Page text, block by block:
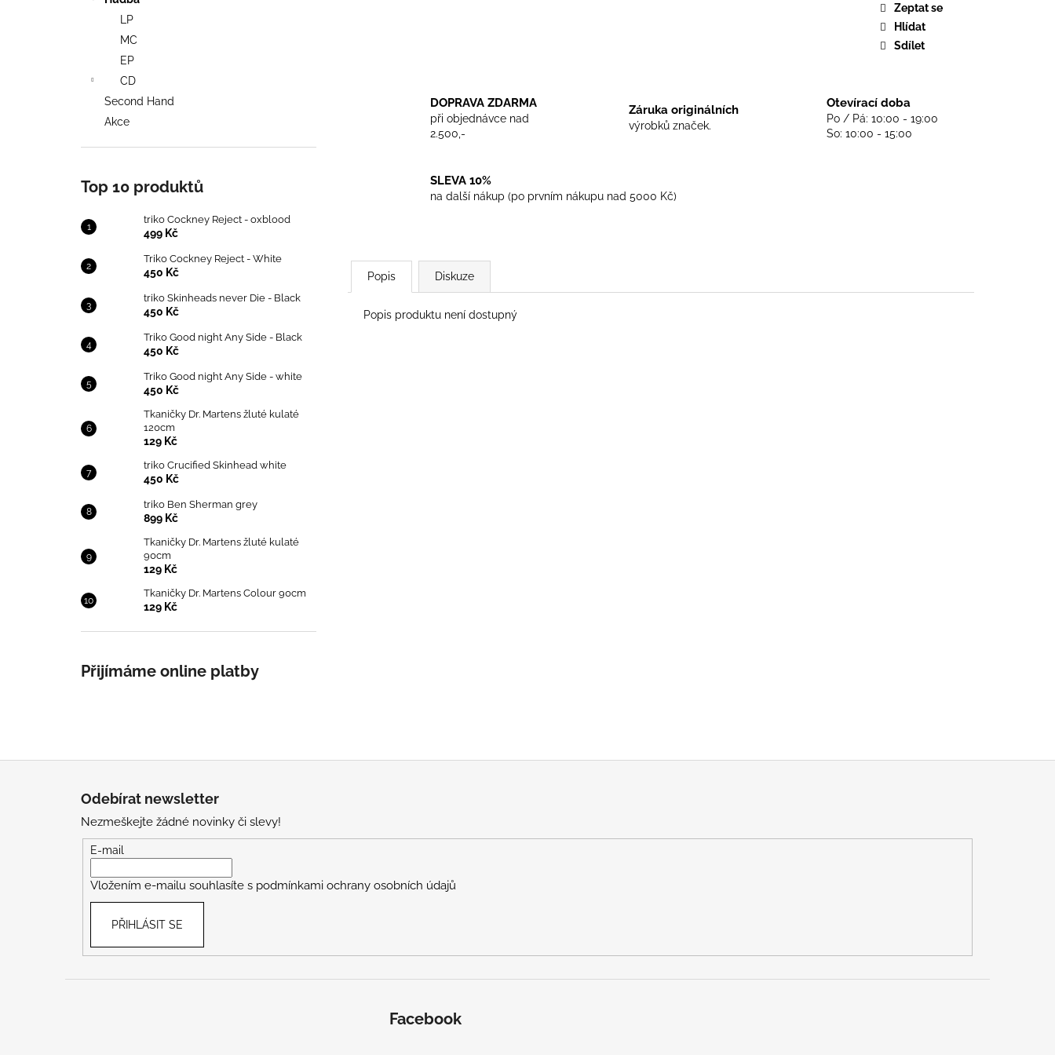
LP
MC
EP
CD
Second Hand
Akce
Top 10 produktů
triko Cockney Reject - oxblood
499 Kč
Triko Cockney Reject - White
450 Kč
triko Skinheads never Die - Black
450 Kč
Triko Good night Any Side - Black
450 Kč
Triko Good night Any Side - white
450 Kč
Tkaničky Dr. Martens žluté kulaté
120cm
129 Kč
triko Crucified Skinhead white
450 Kč
triko Ben Sherman grey
899 Kč
Tkaničky Dr. Martens žluté kulaté
90cm
129 Kč
Tkaničky Dr. Martens Colour 90cm
129 Kč
Přijímáme online platby
Zeptat se
Hlídat
Sdílet
DOPRAVA ZDARMA
při objednávce nad
2.500,-
Záruka originálních
výrobků značek.
Otevírací doba
Po / Pá: 10:00 - 19:00
So: 10:00 - 15:00
SLEVA 10%
na další nákup (po prvním nákupu nad 5000 Kč)
Popis Diskuze
Popis produktu není dostupný
TRIKO COCKNEY REJECT - OXBLOOD
499 Kč
Odebírat newsletter
Nezmeškejte žádné novinky či slevy!
E-mail
Vložením e-mailu souhlasíte s podmínkami ochrany osobních údajů
PŘIHLÁSIT SE
Facebook